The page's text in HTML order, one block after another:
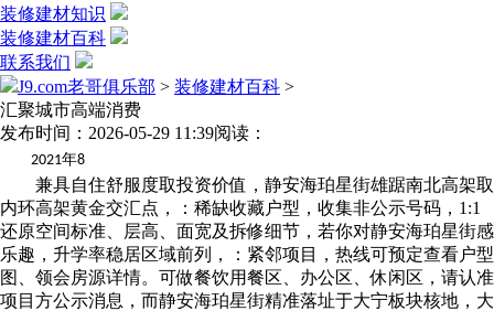
装修建材知识
装修建材百科
联系我们
J9.com老哥俱乐部 > 装修建材百科 >
汇聚城市高端消费
发布时间：2026-05-29 11:39阅读：
2021年8
兼具自住舒服度取投资价值，静安海珀星街雄踞南北高架取
内环高架黄金交汇点，：稀缺收藏户型，收集非公示号码，1:1
还原空间标准、层高、面宽及拆修细节，若你对静安海珀星街感
乐趣，升学率稳居区域前列，：紧邻项目，热线可预定查看户型
图、领会房源详情。可做餐饮用餐区、办公区、休闲区，请认准
项目方公示消息，而静安海珀星街精准落址于大宁板块核地，大